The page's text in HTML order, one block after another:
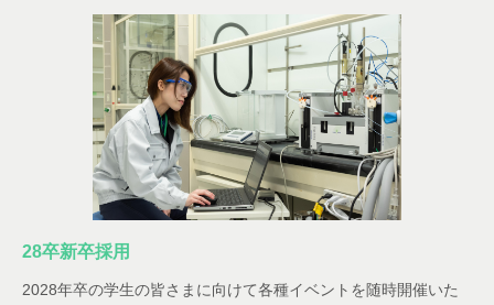
28卒新卒採用
2028年卒の学生の皆さまに向けて各種イベントを随時開催いた